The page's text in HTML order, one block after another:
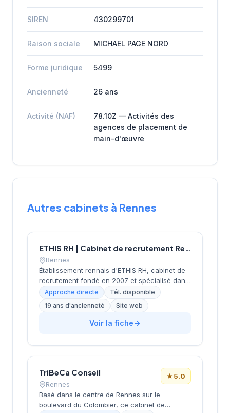
SIREN 430299701
Raison sociale MICHAEL PAGE NORD
Forme juridique 5499
Ancienneté 26 ans
Activité (NAF)
78.10Z — Activités des
agences de placement de
main-d'œuvre
Autres cabinets à Rennes
ETHIS RH | Cabinet de recrutement Rennes
Rennes
Établissement rennais d'ETHIS RH, cabinet de
recrutement fondé en 2007 et spécialisé dans
le conseil en ressources humaines. Depuis ses
bureaux rue Docteur Regnault, au cœur de
Rennes, l'équipe accompagne les entreprises
bretonnes dans leurs recherches de talents à
Approche directe
Tél. disponible
19 ans d'ancienneté
Site web
Voir la fiche
TriBeCa Conseil
Rennes
★5.0
Basé dans le centre de Rennes sur le
boulevard du Colombier, ce cabinet de